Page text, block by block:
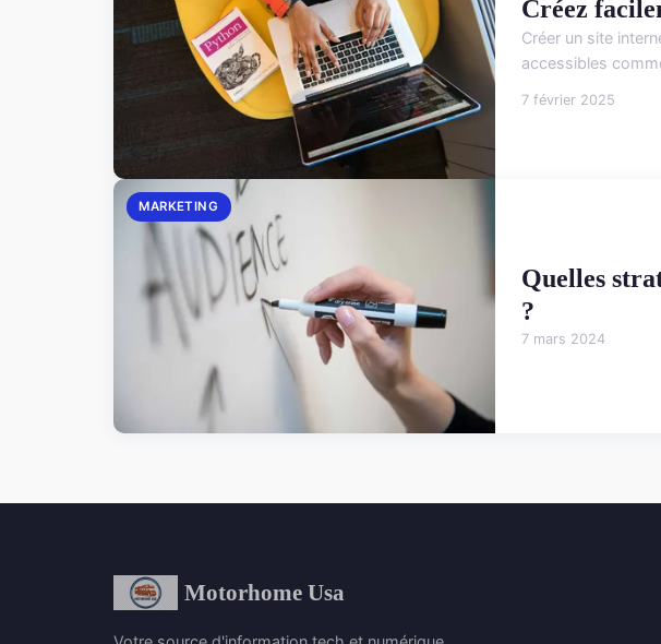
Créez
Créer un site
accessibles
7 février 2025
MARKETING
Quelles
?
7 mars 2024
Motorhome Usa